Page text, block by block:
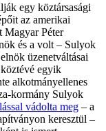
egy köztársasági
az amerikai
Magyar Péter
és a volt – Sulyok
üzenetváltásai
egyik
alkotmányellenes
kormány Sulyok
vádolta meg – a
keresztül –